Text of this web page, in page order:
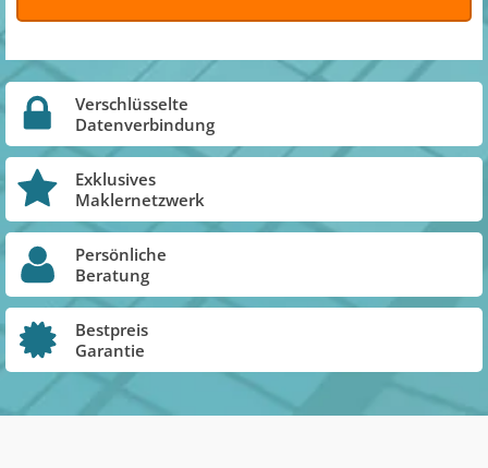
Verschlüsselte
Datenverbindung
Exklusives
Maklernetzwerk
Persönliche
Beratung
Bestpreis
Garantie